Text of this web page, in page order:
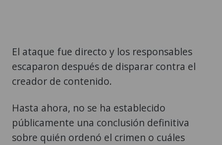
El ataque fue directo y los responsables
escaparon después de disparar contra el
creador de contenido.
Hasta ahora, no se ha establecido
públicamente una conclusión definitiva
sobre quién ordenó el crimen o cuáles